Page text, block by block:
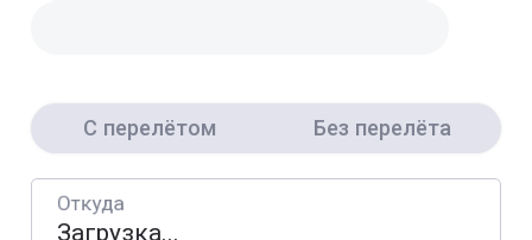
С перелётом Без перелёта
Откуда